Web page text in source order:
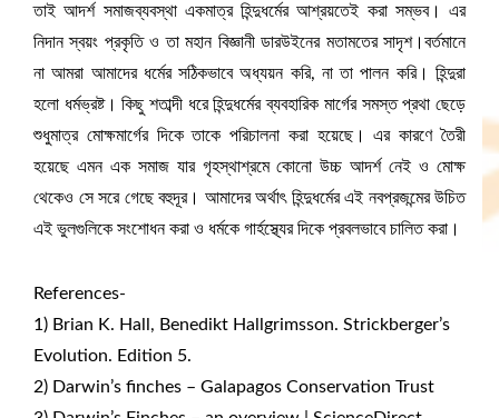
তাই আদর্শ সমাজব্যবস্থা একমাত্র হিন্দুধর্মের আশ্রয়তেই করা সম্ভব। এর
নিদান স্বয়ং প্রকৃতি ও তা মহান বিজ্ঞানী ডারউইনের মতামতের সাদৃশ।বর্তমানে
না আমরা আমাদের ধর্মের সঠিকভাবে অধ্যয়ন করি, না তা পালন করি। হিন্দুরা
হলো ধর্মভ্রষ্ট। কিছু শতাব্দী ধরে হিন্দুধর্মের ব্যবহারিক মার্গের সমস্ত প্রথা ছেড়ে
শুধুমাত্র মোক্ষমার্গের দিকে তাকে পরিচালনা করা হয়েছে। এর কারণে তৈরী
হয়েছে এমন এক সমাজ যার গৃহস্থাশ্রমে কোনো উচ্চ আদর্শ নেই ও মোক্ষ
থেকেও সে সরে গেছে বহুদূর। আমাদের অর্থাৎ হিন্দুধর্মের এই নবপ্রজন্মের উচিত
এই ভুলগুলিকে সংশোধন করা ও ধর্মকে গার্হস্থ্যের দিকে প্রবলভাবে চালিত করা।
References-
1) Brian K. Hall, Benedikt Hallgrimsson. Strickberger’s
Evolution. Edition 5.
2) Darwin’s finches – Galapagos Conservation Trust